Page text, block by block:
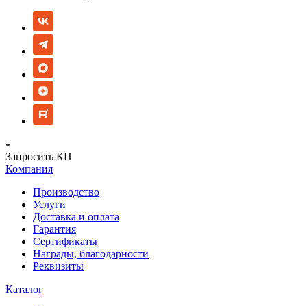
Запросить КП
Компания
Производство
Услуги
Доставка и оплата
Гарантия
Сертификаты
Награды, благодарности
Реквизиты
Каталог